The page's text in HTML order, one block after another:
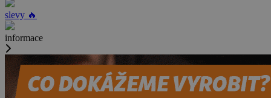
slevy 🔥
informace